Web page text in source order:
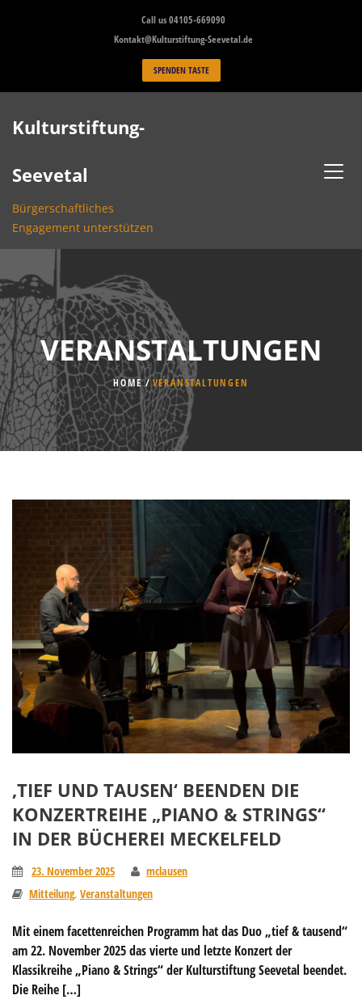
Call us 04105-669090
Kontakt@Kulturstiftung-Seevetal.de
SPENDEN TASTE
Kulturstiftung-
Seevetal
Bürgerschaftliches
Engagement unterstützen
VERANSTALTUNGEN
HOME VERANSTALTUNGEN
‚TIEF UND TAUSEN‘ BEENDEN DIE
KONZERTREIHE „PIANO & STRINGS“
IN DER BÜCHEREI MECKELFELD
23. November 2025
mclausen
Mitteilung, Veranstaltungen
Mit einem facettenreichen Programm hat das Duo „tief & tausend“
am 22. November 2025 das vierte und letzte Konzert der
Klassikreihe „Piano & Strings“ der Kulturstiftung Seevetal beendet.
Die Reihe […]